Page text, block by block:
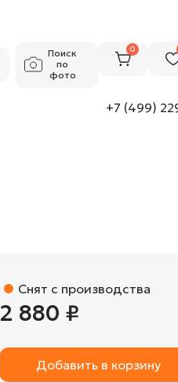
Поиск
по
фото
0
+7 (499)
Снят с производства
2 880 ₽
Добавить в корзину